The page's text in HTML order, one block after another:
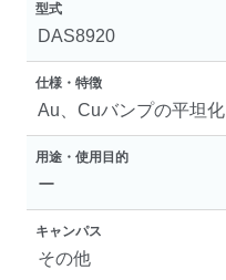
型式
DAS8920
仕様・特徴
Au、Cuバンプの平坦化
用途・使用目的
ー
キャンパス
その他